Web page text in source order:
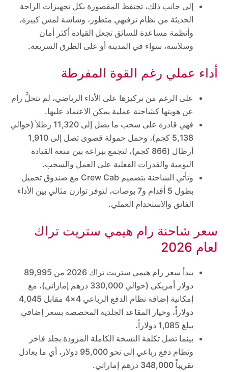
إلى جانب ذلك، تحتفظ المقصورة بكل تجهيزات الراحة
الحديثة من نظام ترفيهي متطور، وشاشة لمس كبيرة،
وأنظمة مساعدة للسائق تجعل القيادة أكثر أمان
وسلاسة، سواء في المدينة أو على الطرق السريعة.
أداء عملي رغم القوة المفرطة
على الرغم من تركيزها على الأداء الرياضي، لم تتخلَّ رام
عن هويتها كشاحنة عملية يمكن الاعتماد عليها.
فهي قادرة على سحب ما يصل إلى 11,320 رطلاً (حوالي
5,138 كجم)، وحمل حمولة قصوى تصل إلى 1,910
أرطال (866 كجم)، لتجمع ببراعة بين متعة القيادة
اليومية والقدرات الفعلية على العمل والسحب.
وتأتي الشاحنة بتصميم Crew Cab مع صندوق تحميل
بطول 5 أقدام و7 بوصات، لتوفر توازن مثالي بين الأداء
الفائق والاستخدام العملي.
سعر شاحنة رام هيمي ستريت تراك
لعام 2026
يبدأ سعر رام هيمي ستريت تراك 2026 من 89,995
دولار أمريكي (حوالي 330,000 درهم إماراتي)، مع
إمكانية إضافة نظام الدفع الرباعي 4×4 مقابل 4,045
دولاراً، وخيار المقاعد الجلدية المخصصة بسعر إضافي
يبلغ 1,085 دولاراً.
بينما تصل تكلفة النسخة الكاملة المزودة بجلد فاخر
ونظام دفع رباعي إلى نحو 95,000 دولار، أي ما يعادل
تقريباً 348,000 درهم إماراتي.